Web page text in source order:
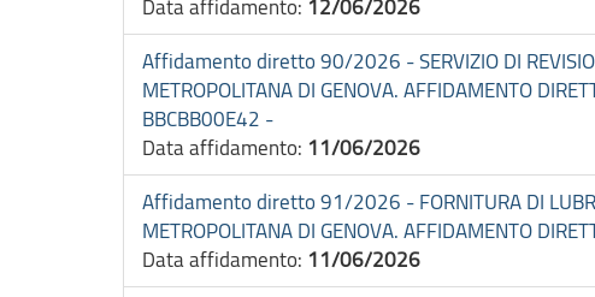
Data affidamento: 12/06/2026
Affidamento diretto 90/2026 - SERVIZIO DI
METROPOLITANA DI GENOVA. AFFIDAMENTO
BBCBB00E42 -
Data affidamento: 11/06/2026
Affidamento diretto 91/2026 - FORNITURA DI
METROPOLITANA DI GENOVA. AFFIDAMENTO
Data affidamento: 11/06/2026